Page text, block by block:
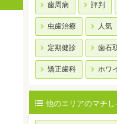
歯周病 評判
虫歯治療 人気
定期健診 歯石
矯正歯科 ホワ
他のエリアのマチし